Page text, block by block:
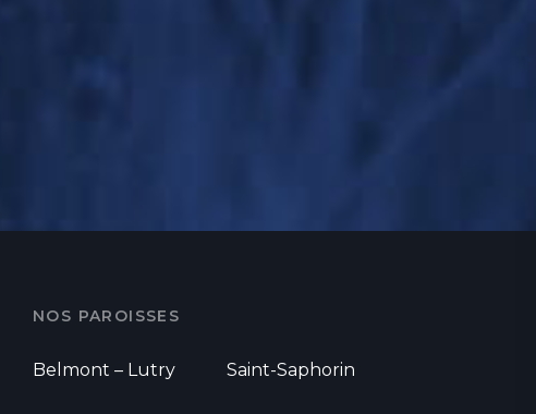
NOS PAROISSES
Belmont – Lutry Saint-Saphorin